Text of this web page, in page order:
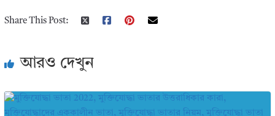
Share This Post:
আরও দেখুন